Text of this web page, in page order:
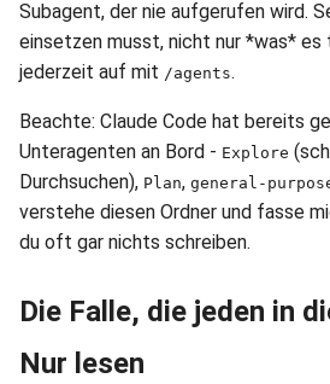
Subagent, der nie aufgerufen wird.
einsetzen musst, nicht nur *was* es
jederzeit auf mit /agents.
Beachte: Claude Code hat bereits
Unteragenten an Bord - Explore
Durchsuchen), Plan, general-
verstehe diesen Ordner und fasse
du oft gar nichts schreiben.
Die Falle, die jeden in
Nur lesen